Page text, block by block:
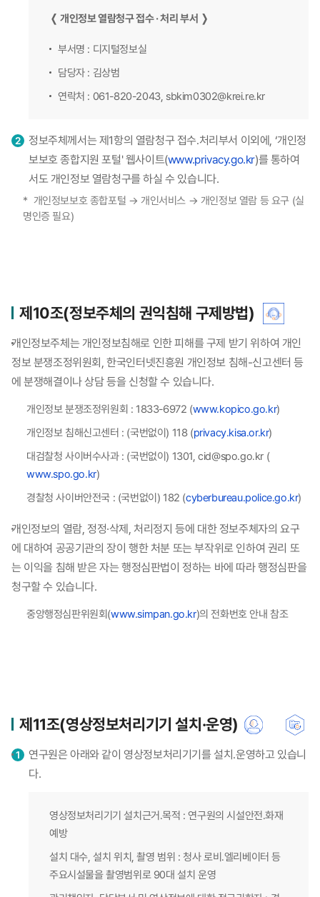
❬ 개인정보 열람청구 접수 · 처리 부서 ❭
부서명 : 디지털정보실
담당자 : 김상범
연락처 : 061-820-2043, sbkim0302@krei.re.kr
정보주체께서는 제1항의 열람청구 접수․처리부서 이외에, ‘개인정
보보호 종합지원 포털' 웹사이트(www.privacy.go.kr)를 통하여
서도 개인정보 열람청구를 하실 수 있습니다.
개인정보보호 종합포털 → 개인서비스 → 개인정보 열람 등 요구 (실
명인증 필요)
제10조(정보주체의 권익침해 구제방법)
개인정보주체는 개인정보침해로 인한 피해를 구제 받기 위하여 개인
정보 분쟁조정위원회, 한국인터넷진흥원 개인정보 침해-신고센터 등
에 분쟁해결이나 상담 등을 신청할 수 있습니다.
개인정보 분쟁조정위원회 : 1833-6972 (www.kopico.go.kr)
개인정보 침해신고센터 : (국번없이) 118 (privacy.kisa.or.kr)
대검찰청 사이버수사과 : (국번없이) 1301, cid@spo.go.kr (
www.spo.go.kr)
경찰청 사이버안전국 : (국번없이) 182 (cyberbureau.police.go.kr)
개인정보의 열람, 정정·삭제, 처리정지 등에 대한 정보주체자의 요구
에 대하여 공공기관의 장이 행한 처분 또는 부작위로 인하여 권리 또
는 이익을 침해 받은 자는 행정심판법이 정하는 바에 따라 행정심판을
청구할 수 있습니다.
중앙행정심판위원회(www.simpan.go.kr)의 전화번호 안내 참조
제11조(영상정보처리기기 설치·운영)
연구원은 아래와 같이 영상정보처리기기를 설치․운영하고 있습니
다.
영상정보처리기기 설치근거․목적 : 연구원의 시설안전․화재
예방
설치 대수, 설치 위치, 촬영 범위 : 청사 로비․엘리베이터 등
주요시설물을 촬영범위로 90대 설치 운영